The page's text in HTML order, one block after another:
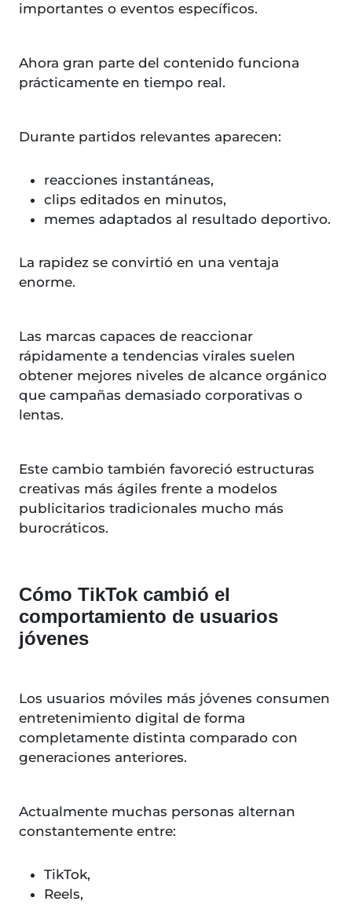
importantes o eventos específicos.
Ahora gran parte del contenido funciona
prácticamente en tiempo real.
Durante partidos relevantes aparecen:
reacciones instantáneas,
clips editados en minutos,
memes adaptados al resultado deportivo.
La rapidez se convirtió en una ventaja
enorme.
Las marcas capaces de reaccionar
rápidamente a tendencias virales suelen
obtener mejores niveles de alcance orgánico
que campañas demasiado corporativas o
lentas.
Este cambio también favoreció estructuras
creativas más ágiles frente a modelos
publicitarios tradicionales mucho más
burocráticos.
Cómo TikTok cambió el
comportamiento de usuarios
jóvenes
Los usuarios móviles más jóvenes consumen
entretenimiento digital de forma
completamente distinta comparado con
generaciones anteriores.
Actualmente muchas personas alternan
constantemente entre:
TikTok,
Reels,